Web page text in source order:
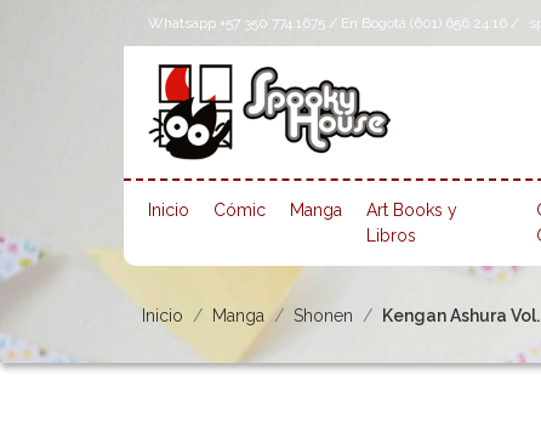
Whatsapp +57 350 774 1675 / En Bogotá (601) 656 24 16 /
Inicio Cómic Manga
Art Books y
Libros
Inicio Manga Shonen Kengan Ashura